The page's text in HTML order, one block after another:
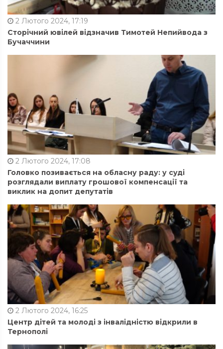
2 Лютого 2024, 17:19
Сторічний ювілей відзначив Тимотей Непийвода з
Бучаччини
2 Лютого 2024, 17:08
Головко позивається на обласну раду: у суді
розглядали виплату грошової компенсації та
виклик на допит депутатів
2 Лютого 2024, 16:25
Центр дітей та молоді з інвалідністю відкрили в
Тернополі